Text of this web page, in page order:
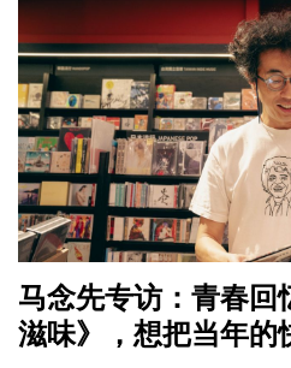
马念先专访：青春回
滋味》，想把当年的